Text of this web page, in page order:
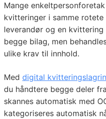
Mange
kvitteringer i samme
leverandør og en
begge bilag, men
ulike krav til innhold.
Med digital
du håndtere begge deler
skannes automatisk med
kategoriseres automatisk